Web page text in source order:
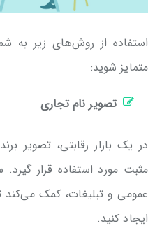
استفاده از روش‌های زیر به
متمایز شوید:
تصویر نام تجاری
در یک بازار رقابتی، تصویر
مثبت مورد استفاده قرار
عمومی و تبلیغات، کمک می‌کند
ایجاد کنید.